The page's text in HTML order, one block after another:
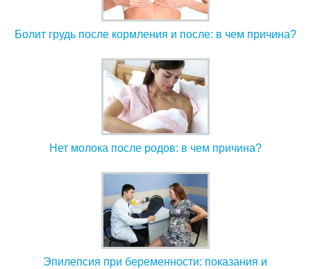
Болит грудь после кормления и после: в чем причина?
Нет молока после родов: в чем причина?
Эпилепсия при беременности: показания и